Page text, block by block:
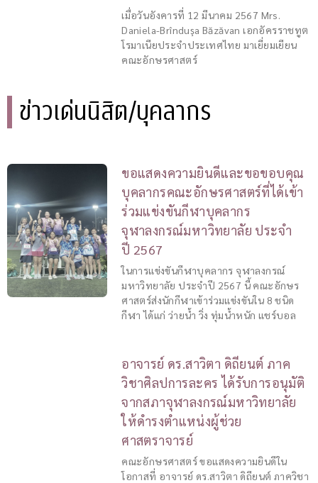
เมื่อวันอังคารที่ 12 มีนาคม 2567 Mrs.
Daniela-Brînduşa Băzăvan เอกอัครราชทูต
โรมาเนียประจำประเทศไทย มาเยี่ยมเยียน
คณะอักษรศาสตร์
ข่าวเด่นนิสิต/บุคลากร
ขอแสดงความยินดีและขอขอบคุณ
บุคลากรคณะอักษรศาสตร์ที่ได้เข้า
ร่วมแข่งขันกีฬาบุคลากร
จุฬาลงกรณ์มหาวิทยาลัย ประจำ
ปี 2567
ในการแข่งขันกีฬาบุคลากร จุฬาลงกรณ์
มหาวิทยาลัย ประจำปี 2567 นี้ คณะอักษร
ศาสตร์ส่งนักกีฬาเข้าร่วมแข่งขันใน 8 ชนิด
กีฬา ได้แก่ ว่ายน้ำ วิ่ง ทุ่มน้ำหนัก แชร์บอล
อาจารย์ ดร.สาวิตา ดิถียนต์ ภาค
วิชาศิลปการละคร ได้รับการอนุมัติ
จากสภาจุฬาลงกรณ์มหาวิทยาลัย
ให้ดำรงตำแหน่งผู้ช่วย
ศาสตราจารย์
คณะอักษรศาสตร์ ขอแสดงความยินดีใน
โอกาสที่ อาจารย์ ดร.สาวิตา ดิถียนต์ ภาควิชา